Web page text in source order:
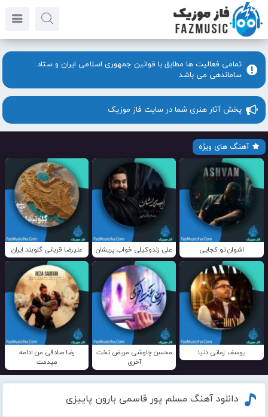
تمامی فعالیت ها مطابق با قوانین جمهوری اسلامی ایران و ستاد
ساماندهی می باشد
پخش آثار هنری شما در سایت فاز موزیک
آهنگ های ویژه
اشوان تو کجایی علی زندوکیلی خواب پریشان علیرضا قربانی گلوبند ایران
یوسف زمانی دنیا
محسن چاوشی مریض تخت
آخری
رضا صادقی من ادامه
میدمت
دانلود آهنگ مسلم پور قاسمی بارون پاییزی